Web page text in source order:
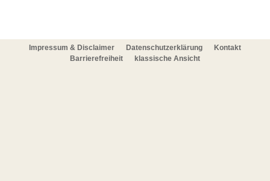
Impressum & Disclaimer Datenschutzerklärung
Kontakt
Barrierefreiheit
klassische Ansicht